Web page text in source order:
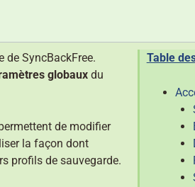
SyncBackFree.
globaux du
de modifier
la façon dont
profils de sauvegarde.
Table